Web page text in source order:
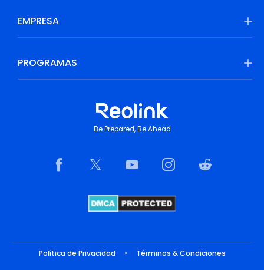
EMPRESA
PROGRAMAS
Be Prepared, Be Ahead
Política de Privacidad • Términos & Condiciones